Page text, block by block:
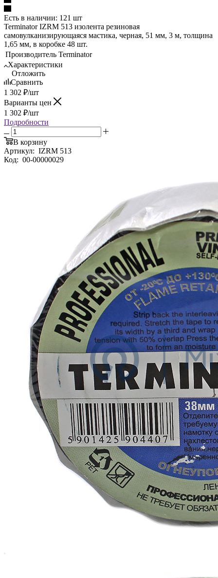
Есть в наличии: 121 шт
Terminator IZRM 513 изолента резиновая
самовулканизирующаяся мастика, черная, 51 мм, 3 м, толщина
1,65 мм, в коробке 48 шт.
Производитель Terminator
Характеристики
Отложить
Сравнить
1 302 ₽/шт
Варианты цен
1 302 ₽/шт
Подробности
В корзину
Артикул: IZRM 513
Код: 00-00000029